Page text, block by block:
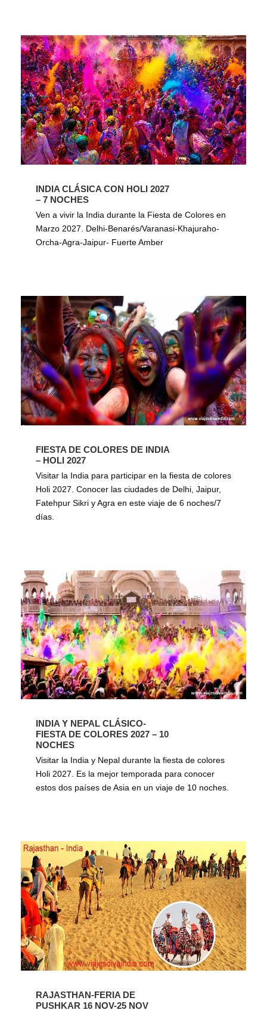
INDIA CLÁSICA CON HOLI 2027
– 7 NOCHES
Ven a vivir la India durante la Fiesta de Colores en
Marzo 2027. Delhi-Benarés/Varanasi-Khajuraho-
Orcha-Agra-Jaipur- Fuerte Amber
FIESTA DE COLORES DE INDIA
– HOLI 2027
Visitar la India para participar en la fiesta de colores
Holi 2027. Conocer las ciudades de Delhi, Jaipur,
Fatehpur Sikri y Agra en este viaje de 6 noches/7
días.
INDIA Y NEPAL CLÁSICO-
FIESTA DE COLORES 2027 – 10
NOCHES
Visitar la India y Nepal durante la fiesta de colores
Holi 2027. Es la mejor temporada para conocer
estos dos países de Asia en un viaje de 10 noches.
RAJASTHAN-FERIA DE
PUSHKAR 16 NOV-25 NOV